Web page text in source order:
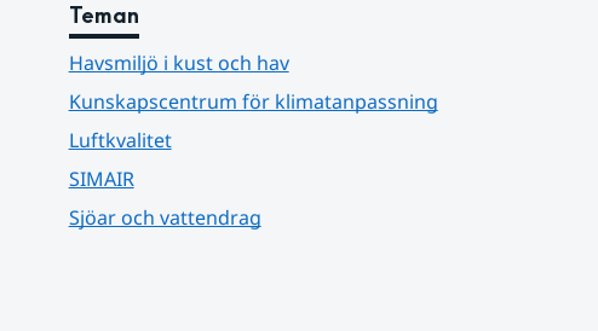
Teman
Havsmiljö i kust och hav
Kunskapscentrum för klimatanpassning
Luftkvalitet
SIMAIR
Sjöar och vattendrag